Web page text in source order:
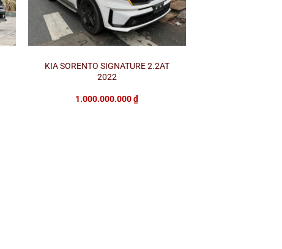
KIA SORENTO SIGNATURE 2.2AT
2022
1.000.000.000₫